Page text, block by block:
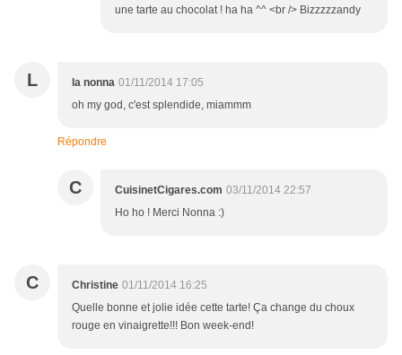
une tarte au chocolat ! ha ha ^^ <br /> Bizzzzzandy
L la nonna 01/11/2014 17:05
oh my god, c'est splendide, miammm
Répondre
C CuisinetCigares.com 03/11/2014 22:57
Ho ho ! Merci Nonna :)
C Christine 01/11/2014 16:25
Quelle bonne et jolie idée cette tarte! Ça change du choux
rouge en vinaigrette!!! Bon week-end!